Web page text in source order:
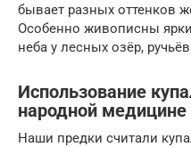
бывает разных оттенков
Особенно живописны
неба у лесных озёр,
Использование
народной медицине
Наши предки считали